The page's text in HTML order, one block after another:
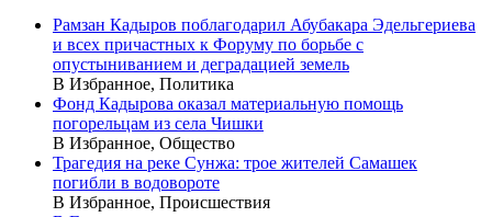
Рамзан Кадыров поблагодарил Абубакара Эдельгериева
и всех причастных к Форуму по борьбе с
опустыниванием и деградацией земель
В Избранное, Политика
Фонд Кадырова оказал материальную помощь
погорельцам из села Чишки
В Избранное, Общество
Трагедия на реке Сунжа: трое жителей Самашек
погибли в водовороте
В Избранное, Происшествия